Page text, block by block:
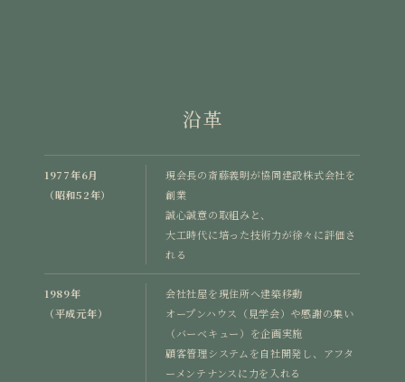
沿革
1977年6月
（昭和52年）
現会長の斎藤義明が協同建設株式会社を
創業
誠心誠意の取組みと、
大工時代に培った技術力が徐々に評価さ
れる
1989年
（平成元年）
会社社屋を現住所へ建築移動
オープンハウス（見学会）や感謝の集い
（バーベキュー）を企画実施
顧客管理システムを自社開発し、アフタ
ーメンテナンスに力を入れる